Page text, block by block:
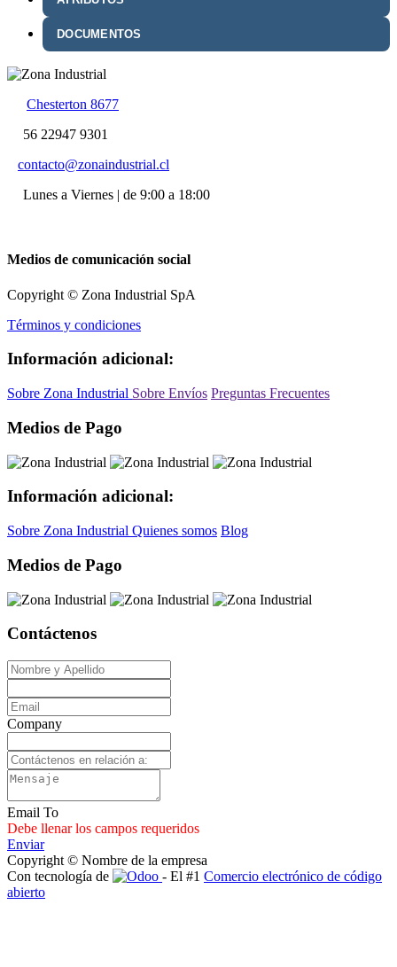
DOCUMENTOS
Chesterton 8677
56 22947 9301
contacto@zonaindustrial.cl
Lunes a Viernes | de 9:00 a 18:00
Medios de comunicación social
Copyright © Zona Industrial SpA
Términos y condiciones
Información adicional:
Sobre Zona Industrial Sobre Envíos Preguntas Frecuentes
Medios de Pago
Información adicional:
Sobre Zona Industrial Quienes somos Blog
Medios de Pago
Contáctenos
Company
Email To
Debe llenar los campos requeridos
Enviar
Copyright © Nombre de la empresa
Con tecnología de
- El #1 Comercio electrónico de código
abierto